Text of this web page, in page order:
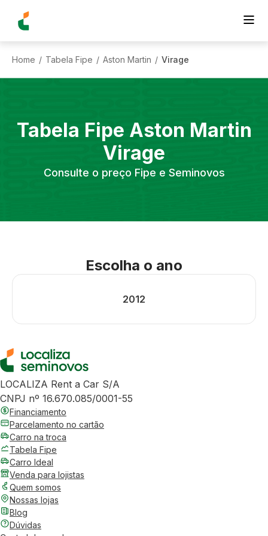
Home / Tabela Fipe / Aston Martin / Virage
Tabela Fipe Aston Martin
Virage
Consulte o preço Fipe e Seminovos
Escolha o ano
2012
LOCALIZA Rent a Car S/A
CNPJ nº 16.670.085/0001-55
Financiamento
Parcelamento no cartão
Carro na troca
Tabela Fipe
Carro Ideal
Venda para lojistas
Quem somos
Nossas lojas
Blog
Dúvidas